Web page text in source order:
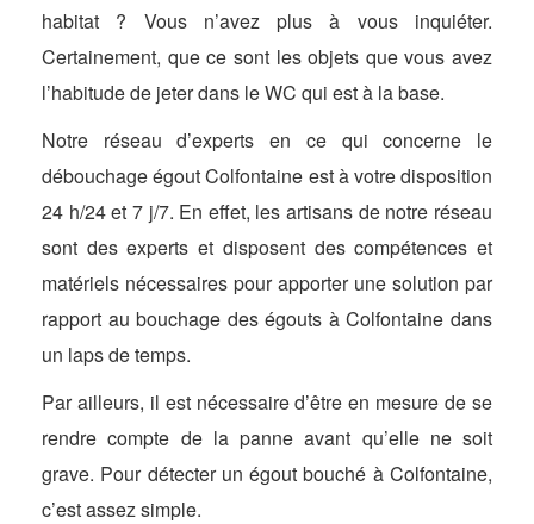
habitat ? Vous n’avez plus à vous inquiéter.
Certainement, que ce sont les objets que vous avez
l’habitude de jeter dans le WC qui est à la base.
Notre réseau d’experts en ce qui concerne le
débouchage égout Colfontaine est à votre disposition
24 h/24 et 7 j/7. En effet, les artisans de notre réseau
sont des experts et disposent des compétences et
matériels nécessaires pour apporter une solution par
rapport au bouchage des égouts à Colfontaine dans
un laps de temps.
Par ailleurs, il est nécessaire d’être en mesure de se
rendre compte de la panne avant qu’elle ne soit
grave. Pour détecter un égout bouché à Colfontaine,
c’est assez simple.